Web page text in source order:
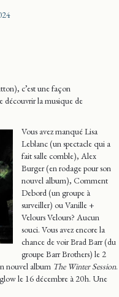
c’est une façon
découvrir la musique de
Vous avez manqué Lisa
Leblanc (un spectacle qui a
fait salle comble), Alex
Burger (en rodage pour son
nouvel album), Comment
Debord (un groupe à
surveiller) ou Vanille +
Velours Velours? Aucun
souci. Vous avez encore la
chance de voir Brad Barr (du
groupe Barr Brothers) le 2
nouvel album The Winter Session.
le 16 décembre à 20 h. Une